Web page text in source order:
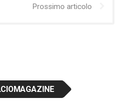
Prossimo articolo